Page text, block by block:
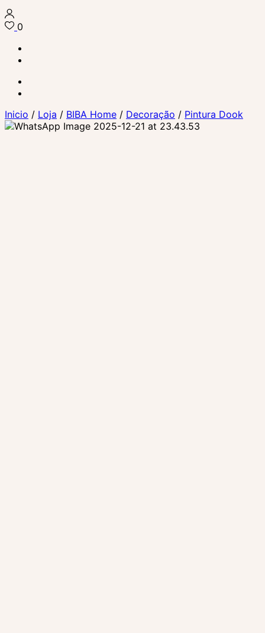
0
Inicio / Loja / BIBA Home / Decoração / Pintura Dook